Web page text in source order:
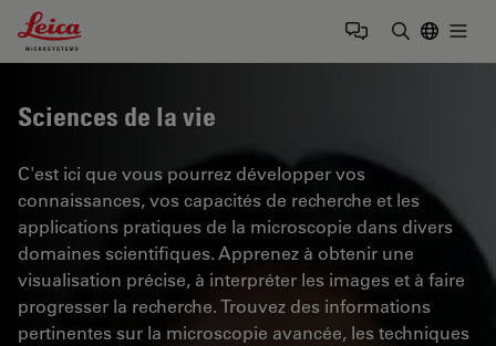
Leica Microsystems Logo
Sciences de la vie
C'est ici que vous pourrez développer vos
connaissances, vos capacités de recherche et les
applications pratiques de la microscopie dans divers
domaines scientifiques. Apprenez à obtenir une
visualisation précise, à interpréter les images et à faire
progresser la recherche. Trouvez des informations
pertinentes sur la microscopie avancée, les techniques